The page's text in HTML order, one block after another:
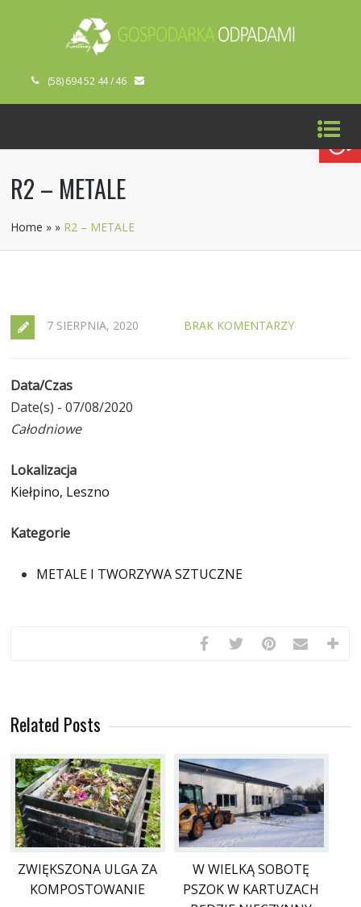
Open toolbar
(58) 694 52 44 / 46
R2 – METALE
Home » » R2 – METALE
7 SIERPNIA, 2020 BRAK KOMENTARZY
Data/Czas
Date(s) - 07/08/2020
Całodniowe
Lokalizacja
Kiełpino, Leszno
Kategorie
METALE I TWORZYWA SZTUCZNE
Related Posts
ZWIĘKSZONA ULGA ZA
KOMPOSTOWANIE
W WIELKĄ SOBOTĘ
PSZOK W KARTUZACH